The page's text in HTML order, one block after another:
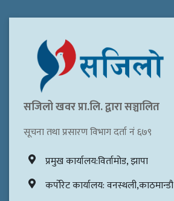
सजिलो खवर प्रा.लि. द्वारा सञ्चालित
सूचना तथा प्रसारण विभाग दर्ता नं ६७९
प्रमुख कार्यालय:विर्तामोड, झापा
कर्पोरेट कार्यालय: वनस्थली,काठमान्डौ